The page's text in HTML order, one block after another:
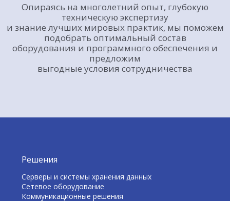
Опираясь на многолетний опыт, глубокую
техническую экспертизу
и знание лучших мировых практик, мы поможем
подобрать оптимальный состав
оборудования и программного обеспечения и
предложим
выгодные условия сотрудничества
Решения
Серверы и системы хранения данных
Сетевое оборудование
Коммуникационные решения